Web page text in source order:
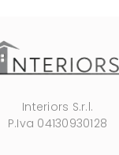
Interiors S.r.l.
P.Iva 04130930128